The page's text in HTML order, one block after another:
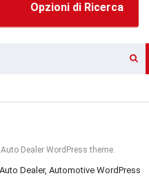
Opzioni di Ricerca
Dealer WordPress theme.
Dealer, Automotive WordPress